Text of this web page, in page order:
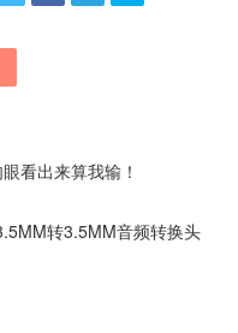
看出来算我输！
转3.5MM音频转换头